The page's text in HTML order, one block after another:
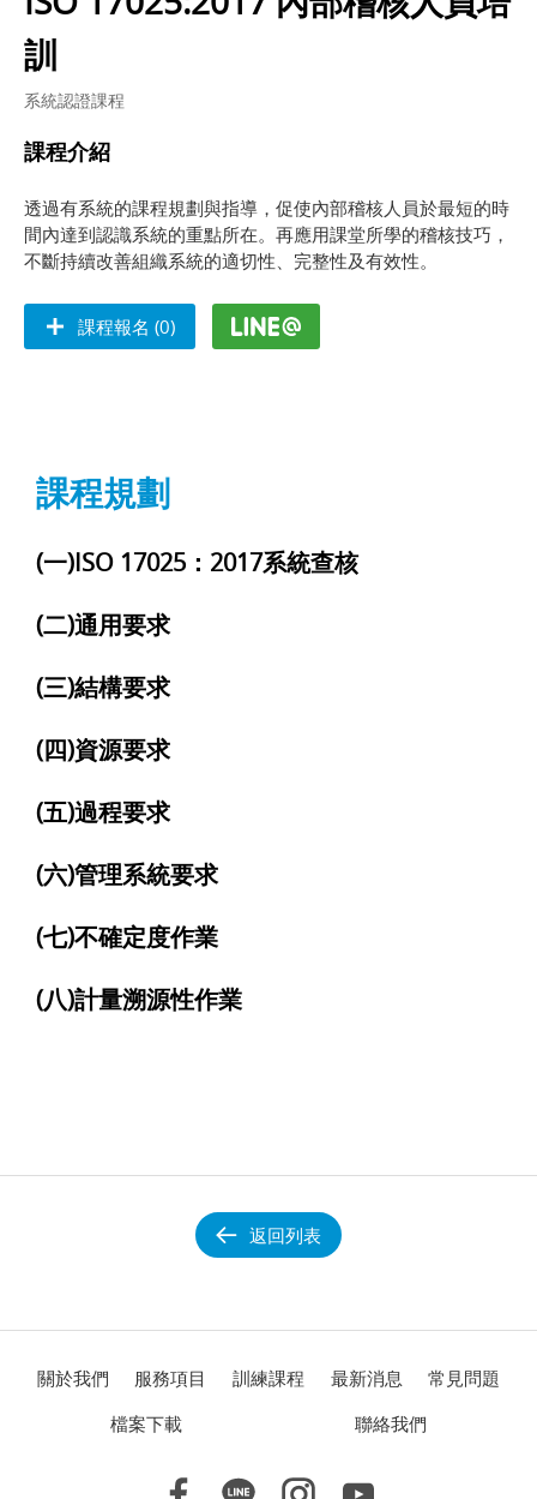
訓
系統認證課程
課程介紹
透過有系統的課程規劃與指導，促使內部稽核人員於最短的時
間內達到認識系統的重點所在。再應用課堂所學的稽核技巧，
不斷持續改善組織系統的適切性、完整性及有效性。
課程報名 (0)
課程規劃
(一)ISO 17025：2017系統查核
(二)通用要求
(三)結構要求
(四)資源要求
(五)過程要求
(六)管理系統要求
(七)不確定度作業
(八)計量溯源性作業
返回列表
關於我們 服務項目 訓練課程 最新消息
常見問題
檔案下載
聯絡我們